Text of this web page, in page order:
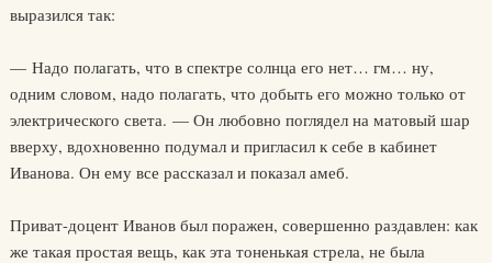
выразился так:
— Надо полагать, что в спектре солнца его нет… гм… ну,
одним словом, надо полагать, что добыть его можно только от
электрического света. — Он любовно поглядел на матовый шар
вверху, вдохновенно подумал и пригласил к себе в кабинет
Иванова. Он ему все рассказал и показал амеб.
Приват-доцент Иванов был поражен, совершенно раздавлен: как
же такая простая вещь, как эта тоненькая стрела, не была